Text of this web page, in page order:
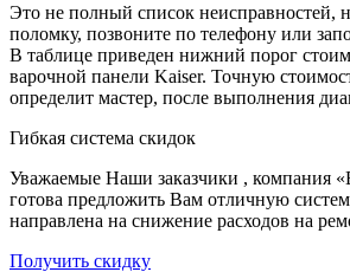
Это не полный список неисправностей,
поломку, позвоните по телефону или
В таблице приведен нижний порог
варочной панели Kaiser. Точную
определит мастер, после выполнения
Гибкая система скидок
Уважаемые Наши заказчики , компания
готова предложить Вам отличную
направлена на снижение расходов на
Получить скидку